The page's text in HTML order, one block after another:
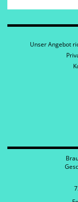
Unser Angebot